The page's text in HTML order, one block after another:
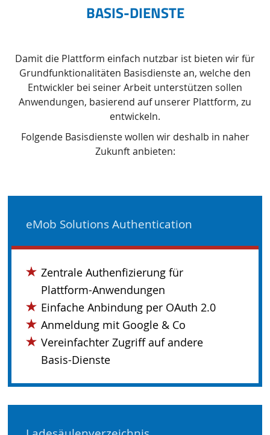
BASIS-DIENSTE
Damit die Plattform einfach nutzbar ist bieten wir für
Grundfunktionalitäten Basisdienste an, welche den
Entwickler bei seiner Arbeit unterstützen sollen
Anwendungen, basierend auf unserer Plattform, zu
entwickeln.
Folgende Basisdienste wollen wir deshalb in naher
Zukunft anbieten:
eMob Solutions Authentication
Zentrale Authenfizierung für
Plattform-Anwendungen
Einfache Anbindung per OAuth 2.0
Anmeldung mit Google & Co
Vereinfachter Zugriff auf andere
Basis-Dienste